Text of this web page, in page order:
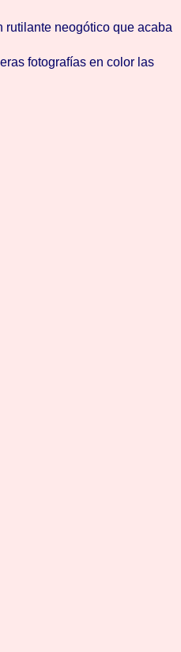
rutilante neogótico que acaba
fotografías en color las